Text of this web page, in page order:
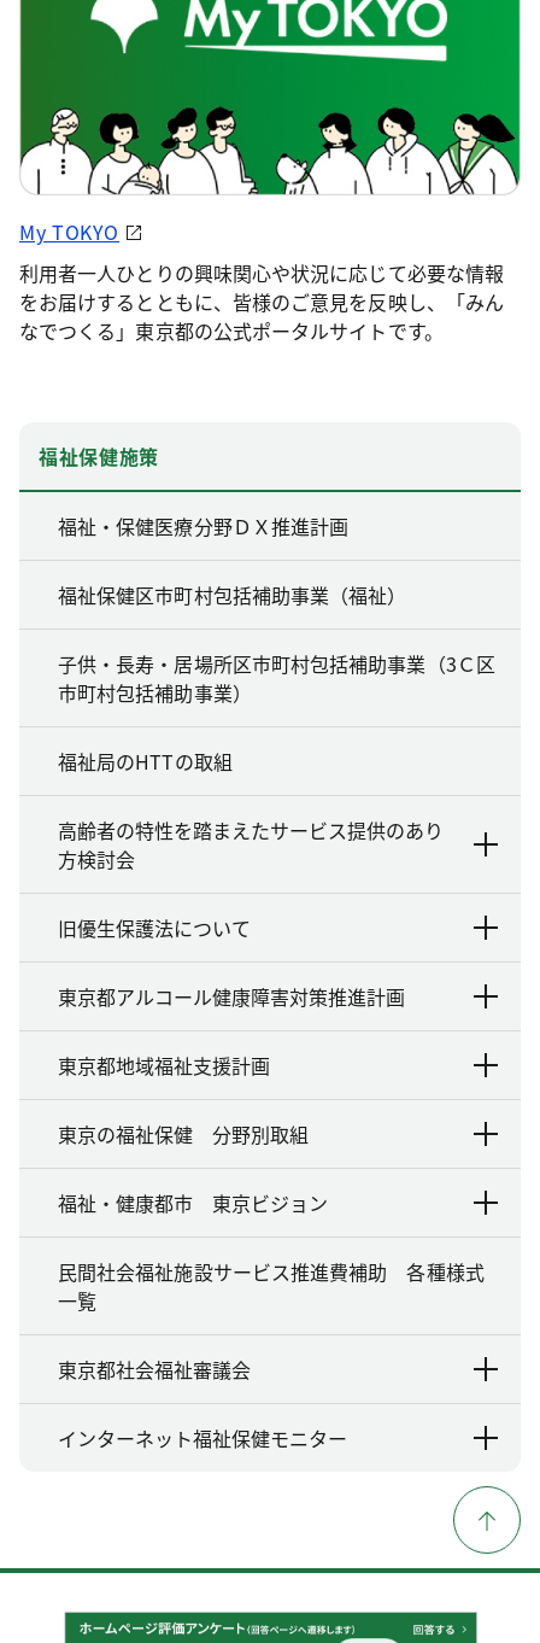
My TOKYO
利用者一人ひとりの興味関心や状況に応じて必要な情報
をお届けするとともに、皆様のご意見を反映し、「みん
なでつくる」東京都の公式ポータルサイトです。
福祉保健施策
福祉・保健医療分野ＤＸ推進計画
福祉保健区市町村包括補助事業（福祉）
子供・長寿・居場所区市町村包括補助事業（3Ｃ区
市町村包括補助事業）
福祉局のHTTの取組
高齢者の特性を踏まえたサービス提供のあり
方検討会
旧優生保護法について
東京都アルコール健康障害対策推進計画
東京都地域福祉支援計画
東京の福祉保健 分野別取組
福祉・健康都市 東京ビジョン
民間社会福祉施設サービス推進費補助 各種様式
一覧
東京都社会福祉審議会
インターネット福祉保健モニター